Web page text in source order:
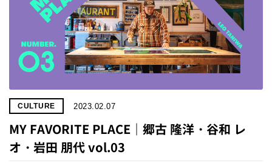
CULTURE 2023.02.07
MY FAVORITE PLACE｜郷古 隆洋・谷和 レ
オ・岩田 朋代 vol.03